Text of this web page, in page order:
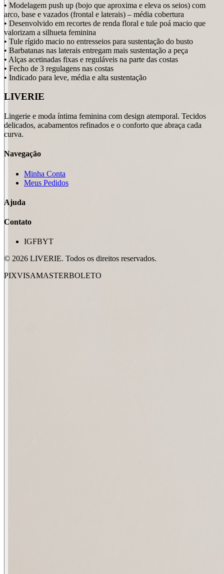
• Modelagem push up (bojo que aproxima e eleva os seios) com
arco, base e vazados (frontal e laterais) – média cobertura
• Desenvolvido em recortes de renda floral e tule poá macio que
valorizam a silhueta feminina
• Tule rígido macio no entresseios para sustentação do busto
• Barbatanas nas laterais entregam mais sustentação a peça
• Alças acetinadas fixas e reguláveis na parte das costas
• Fecho de 3 regulagens nas costas
• Indicado para leve, média e alta sustentação
LIVERIE
Lingerie e moda íntima feminina com design atemporal. Tecidos
delicados, acabamentos refinados e o conforto que abraça cada
curva.
Navegação
Minha Conta
Meus Pedidos
Ajuda
Contato
IGFBYT
© 2026 LIVERIE. Todos os direitos reservados.
PIXVISAMASTERBOLETO